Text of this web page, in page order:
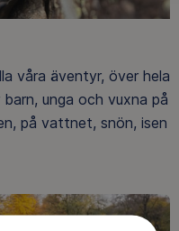
våra äventyr, över hela
unga och vuxna på
på vattnet, snön, isen